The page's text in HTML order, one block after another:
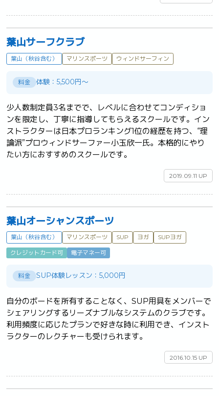
葉山サーフクラブ
葉山（秋谷含む） マリンスポーツ ウィンドサーフィン
料金 体験：5,500円～
少人数制定員3名までで、レベルに合わせてコンディショ
ンを限定し、丁寧に指導してもらえるスクールです。イン
ストラクターは日本プロランキング1位の経歴を持つ、“理
論派”プロウィンドサーファー小玉欣一氏。本格的にやり
2019.09.11 UP
葉山オーシャンスポーツ
葉山（秋谷含む） マリンスポーツ SUP ヨガ SUPヨガ
クレジットカード可 電子マネー可
料金 SUP体験レッスン：5,000円
自分のボードを所有することなく、SUP用具をメンバーで
シェアリングするリーズナブルなシステムのクラブです。
利用頻度に応じたプランで好きな時に利用でき、インスト
2016.10.15 UP